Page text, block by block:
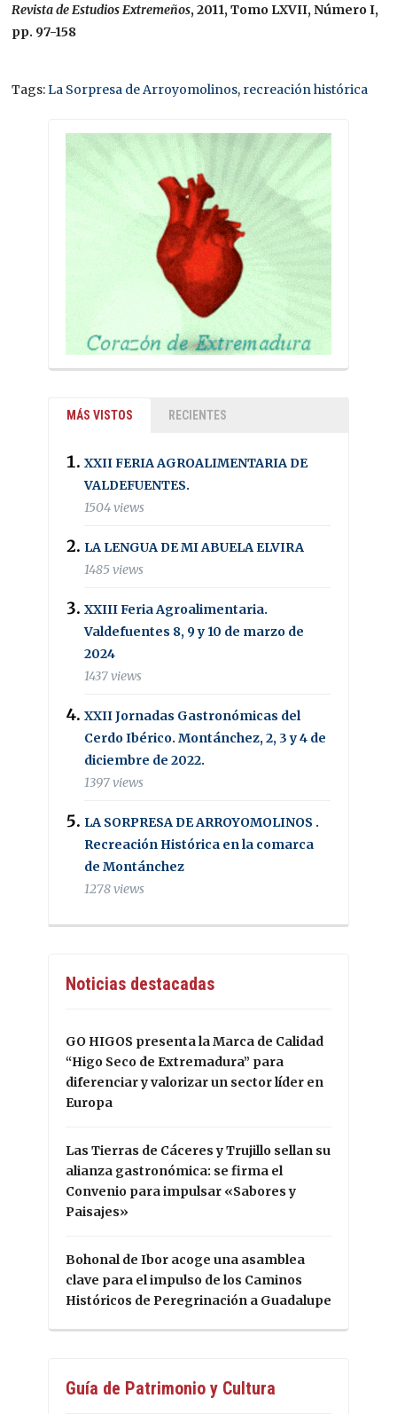
Revista de Estudios Extremeños, 2011, Tomo LXVII, Número I,
pp. 97-158
Tags:La Sorpresa de Arroyomolinos, recreación histórica
MÁS VISTOS RECIENTES
XXII FERIA AGROALIMENTARIA DE
VALDEFUENTES.
1504 views
LA LENGUA DE MI ABUELA ELVIRA
1485 views
XXIII Feria Agroalimentaria.
Valdefuentes 8, 9 y 10 de marzo de
2024
1437 views
XXII Jornadas Gastronómicas del
Cerdo Ibérico. Montánchez, 2, 3 y 4 de
diciembre de 2022.
1397 views
LA SORPRESA DE ARROYOMOLINOS .
Recreación Histórica en la comarca
de Montánchez
1278 views
Noticias destacadas
GO HIGOS presenta la Marca de Calidad
“Higo Seco de Extremadura” para
diferenciar y valorizar un sector líder en
Europa
Las Tierras de Cáceres y Trujillo sellan su
alianza gastronómica: se firma el
Convenio para impulsar «Sabores y
Paisajes»
Bohonal de Ibor acoge una asamblea
clave para el impulso de los Caminos
Históricos de Peregrinación a Guadalupe
Guía de Patrimonio y Cultura